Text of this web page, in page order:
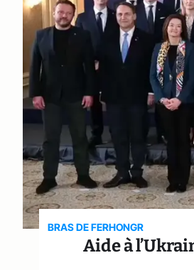
BRAS DE FERHONGR
Aide à